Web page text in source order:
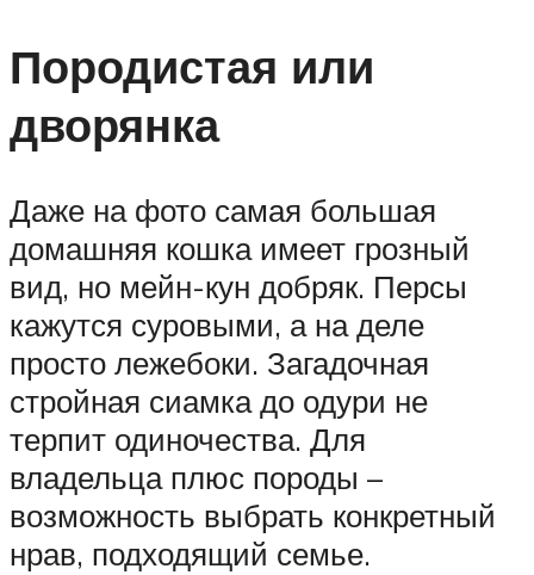
Породистая или
дворянка
Даже на фото самая большая
домашняя кошка имеет грозный
вид, но мейн-кун добряк. Персы
кажутся суровыми, а на деле
просто лежебоки. Загадочная
стройная сиамка до одури не
терпит одиночества. Для
владельца плюс породы –
возможность выбрать конкретный
нрав, подходящий семье.